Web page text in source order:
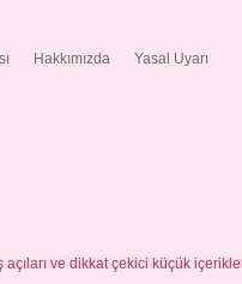
Hakkımızda Yasal Uyarı
açıları ve dikkat çekici küçük